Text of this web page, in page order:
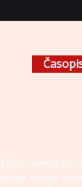
seminari
svoje